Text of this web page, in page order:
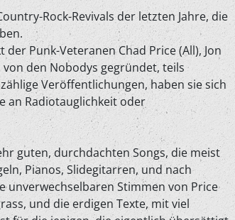
Rock-Revivals der letzten Jahre, die
Punk-Veteranen Chad Price (All), Jon
von den Nobodys gegründet, teils
Veröffentlichungen, haben sie sich
an Radiotauglichkeit oder
guten, durchdachten Songs, die meist
Pianos, Slidegitarren, und nach
unverwechselbaren Stimmen von Price
und die erdigen Texte, mit viel